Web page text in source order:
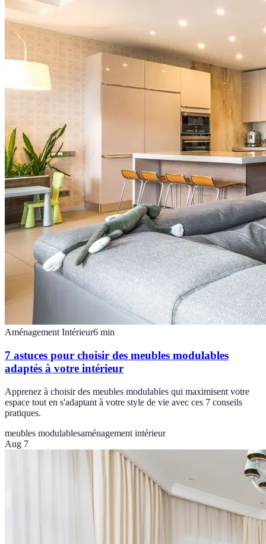
Aménagement Intérieur6 min
7 astuces pour choisir des meubles modulables
adaptés à votre intérieur
Apprenez à choisir des meubles modulables qui maximisent votre
espace tout en s'adaptant à votre style de vie avec ces 7 conseils
pratiques.
meubles modulablesaménagement intérieur
Aug 7